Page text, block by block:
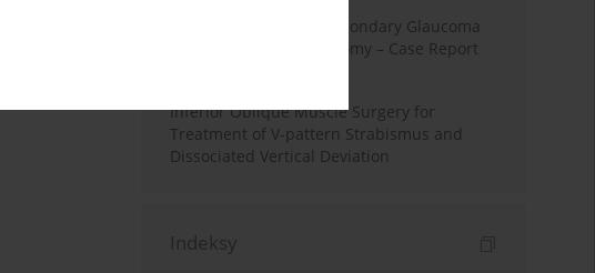
Silicone Oil-Induced Secondary Glaucoma
After Pars Plana Vitrectomy – Case Report
Inferior Oblique Muscle Surgery for
Treatment of V-pattern Strabismus and
Dissociated Vertical Deviation
Indeksy